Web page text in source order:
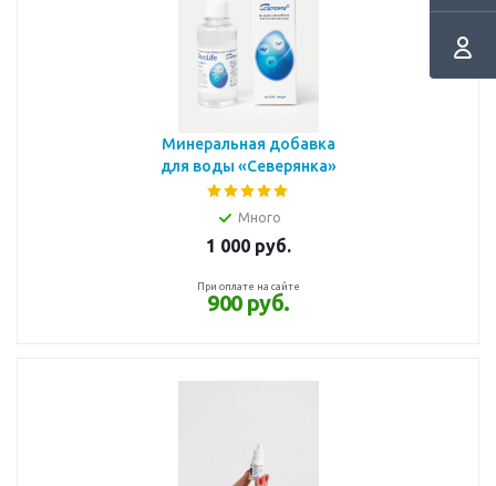
Минеральная добавка
для воды «Северянка»
Много
1 000 руб.
При оплате на сайте
900 руб.